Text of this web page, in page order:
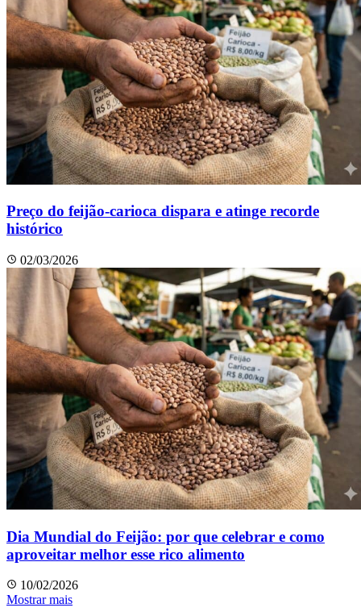
Preço do feijão-carioca dispara e atinge recorde
histórico
02/03/2026
Dia Mundial do Feijão: por que celebrar e como
aproveitar melhor esse rico alimento
10/02/2026
Mostrar mais